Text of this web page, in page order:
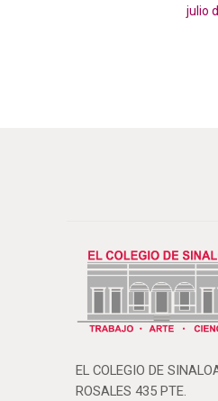
julio
EL COLEGIO DE
ROSALES 435 PTE.